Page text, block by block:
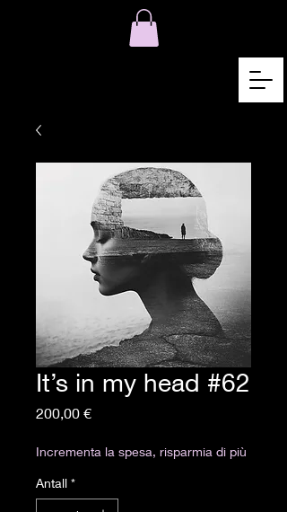
It’s in my head #62
200,00 €Pris
Incrementa la spesa, risparmia di più
Antall *